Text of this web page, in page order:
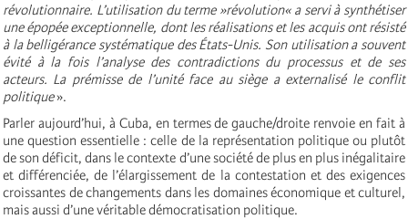
révolutionnaire. L’utilisation du terme »révolution« a servi à synthétiser
une épopée exceptionnelle, dont les réalisations et les acquis ont résisté
à la belligérance systématique des États-Unis. Son utilisation a souvent
évité à la fois l’analyse des contradictions du processus et de ses
acteurs. La prémisse de l’unité face au siège a externalisé le conflit
politique».
Parler aujourd’hui, à Cuba, en termes de gauche/droite renvoie en fait à
une question essentielle : celle de la représentation politique ou plutôt
de son déficit, dans le contexte d’une société de plus en plus inégalitaire
et différenciée, de l’élargissement de la contestation et des exigences
croissantes de changements dans les domaines économique et culturel,
mais aussi d’une véritable démocratisation politique.